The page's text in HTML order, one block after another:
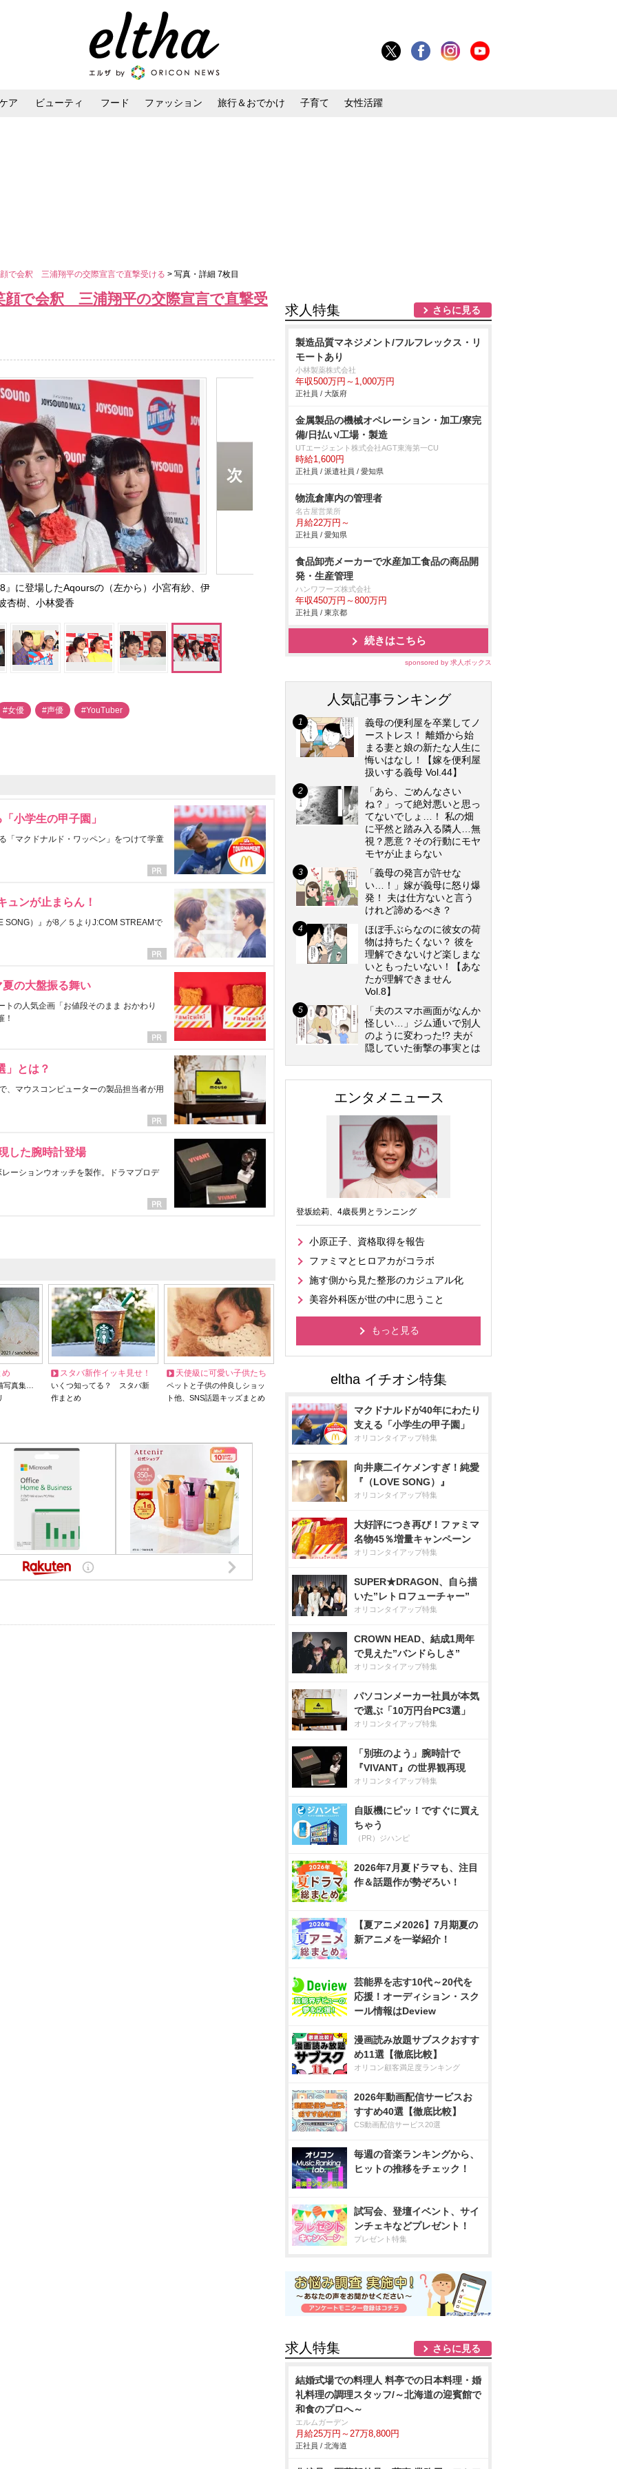
ア ビューティ フード ファッション 旅行＆おでかけ 子育て 女性活躍
で会釈 三浦翔平の交際宣言で直撃受ける > 写真・詳細 7枚目
顔で会釈 三浦翔平の交際宣言で直撃受
』に登場したAqoursの（左から）小宮有紗、伊
杏樹、小林愛香
#女優 #声優 #YouTuber
小学生の甲子園」
「マクドナルド・ワッペン」をつけて学童
ュンが止まらん！
SONG）』が8／５よりJ:COM STREAMで
の大盤振る舞い
の人気企画「お値段そのまま おかわり
！
」とは？
、マウスコンピューターの製品担当者が用
した腕時計登場
ーションウオッチを製作。ドラマプロデ
め
写真集…
スタバ新作イッキ見せ！
いくつ知ってる？ スタバ新
作まとめ
天使級に可愛い子供たち
ペットと子供の仲良しショッ
ト他、SNS話題キッズまとめ
求人特集 さらに見る
製造品質マネジメント/フルフレックス・リ
モートあり
小林製薬株式会社
年収500万円～1,000万円
正社員 / 大阪府
金属製品の機械オペレーション・加工/寮完
備/日払い/工場・製造
UTエージェント株式会社AGT東海第一CU
時給1,600円
正社員 / 派遣社員 / 愛知県
物流倉庫内の管理者
名古屋営業所
月給22万円～
正社員 / 愛知県
食品卸売メーカーで水産加工食品の商品開
発・生産管理
ハンワフーズ株式会社
年収450万円～800万円
正社員 / 東京都
続きはこちら
sponsored by 求人ボックス
人気記事ランキング
義母の便利屋を卒業してノ
ーストレス！ 離婚から始
まる妻と娘の新たな人生に
悔いはなし！【嫁を便利屋
扱いする義母 Vol.44】
「あら、ごめんなさい
ね？」って絶対悪いと思っ
てないでしょ…！ 私の畑
に平然と踏み入る隣人…無
視？悪意？その行動にモヤ
モヤが止まらない
「義母の発言が許せな
い…！」嫁が義母に怒り爆
発！ 夫は仕方ないと言う
けれど諦めるべき？
ほぼ手ぶらなのに彼女の荷
物は持ちたくない？ 彼を
理解できないけど楽しまな
いともったいない！【あな
たが理解できません
Vol.8】
「夫のスマホ画面がなんか
怪しい…」ジム通いで別人
のように変わった!? 夫が
隠していた衝撃の事実とは
エンタメニュース
登坂絵莉、4歳長男とランニング
小原正子、資格取得を報告
ファミマとヒロアカがコラボ
施す側から見た整形のカジュアル化
美容外科医が世の中に思うこと
もっと見る
マクドナルドが40年にわたり
支える「小学生の甲子園」
オリコンタイアップ特集
向井康二イケメンすぎ！純愛
『（LOVE SONG）』
オリコンタイアップ特集
大好評につき再び！ファミマ
名物45％増量キャンペーン
オリコンタイアップ特集
SUPER★DRAGON、自ら描
いた”レトロフューチャー”
オリコンタイアップ特集
CROWN HEAD、結成1周年
で見えた”バンドらしさ”
オリコンタイアップ特集
パソコンメーカー社員が本気
で選ぶ「10万円台PC3選」
オリコンタイアップ特集
「別班のよう」腕時計で
『VIVANT』の世界観再現
オリコンタイアップ特集
自販機にピッ！ですぐに買え
ちゃう
（PR）ジハンピ
2026年7月夏ドラマも、注目
作＆話題作が勢ぞろい！
【夏アニメ2026】7月期夏の
新アニメを一挙紹介！
芸能界を志す10代～20代を
応援！オーディション・スク
ール情報はDeview
漫画読み放題サブスクおすす
め11選【徹底比較】
オリコン顧客満足度ランキング
2026年動画配信サービスお
すすめ40選【徹底比較】
CS動画配信サービス20選
毎週の音楽ランキングから、
ヒットの推移をチェック！
試写会、登壇イベント、サイ
ンチェキなどプレゼント！
プレゼント特集
求人特集 さらに見る
結婚式場での料理人 料亭での日本料理・婚
礼料理の調理スタッフ/～北海道の迎賓館で
和食のプロへ～
エルムガーデン
月給25万円～27万8,800円
正社員 / 北海道